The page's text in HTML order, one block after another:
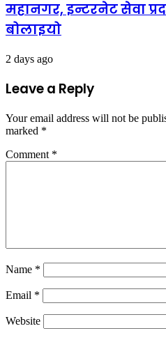
महानगर, इन्टरनेट सेवा
बोलाइयो
2 days ago
Leave a Reply
Your email address will not be
marked *
Comment *
Name *
Email *
Website